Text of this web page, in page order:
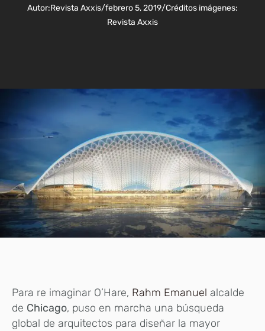
Autor:Revista Axxis/febrero 5, 2019/Créditos imágenes:
Revista Axxis
Para re imaginar O’Hare, Rahm Emanuel alcalde
de Chicago, puso en marcha una búsqueda
global de arquitectos para diseñar la mayor